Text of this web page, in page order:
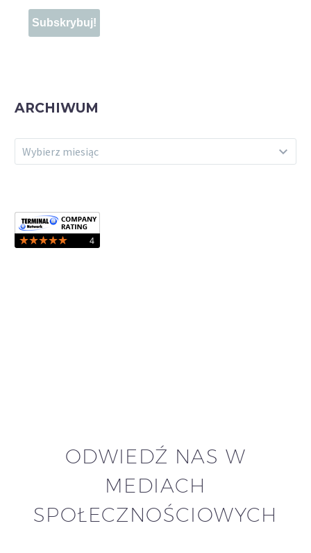
ARCHIWUM
ARCHIWUM
Wybierz miesiąc
ODWIEDŹ NAS W
MEDIACH
SPOŁECZNOŚCIOWYCH